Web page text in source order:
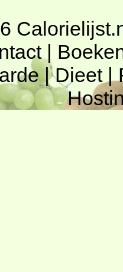
|
|Dieet|